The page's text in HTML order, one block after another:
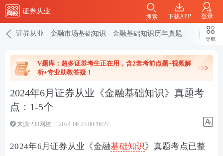
证券从业
下载APP 登录
搜索
证券从业 - 金融市场基础知识 - 金融基础知识历年真题
导航
V题库：超多证券考生正在用，含2套考前点题+视频解
析+专业助教答疑！
2024年6月证券从业《金融基础知识》真题考
点：1-5个
来源:233网校 2024-06-23 00:16:27
2024年6月证券从业《金融基础知识》真题考点已整